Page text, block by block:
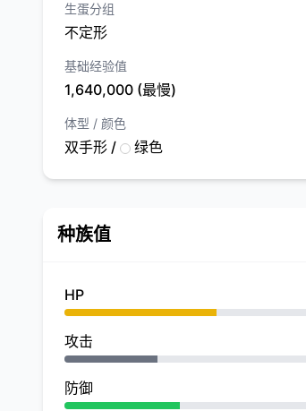
生蛋分组
不定形
基础经验值
1,640,000 (最慢)
体型 / 颜色
双手形 / 绿色
种族值
HP
攻击
防御